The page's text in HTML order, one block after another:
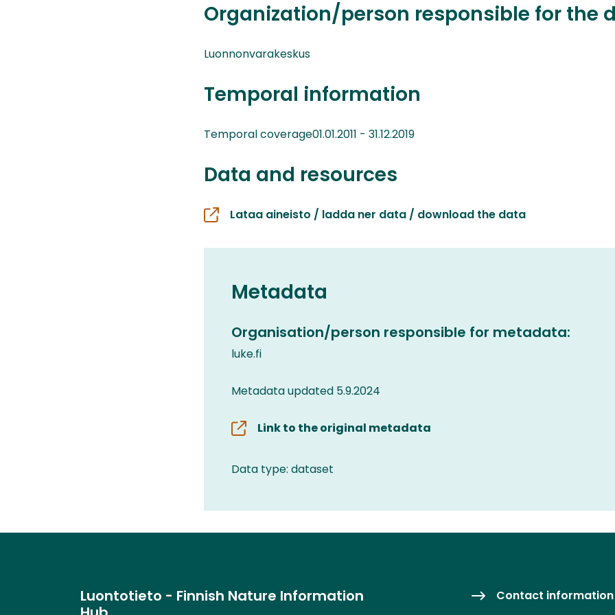
Organization/person responsible for the
Luonnonvarakeskus
Temporal information
Temporal coverage01.01.2011 - 31.12.2019
Data and resources
Lataa aineisto / ladda ner data / download the data
Metadata
Organisation/person responsible for metadata:
luke.fi
Metadata updated 5.9.2024
Link to the original metadata
Data type: dataset
Luontotieto - Finnish Nature Information
Contact information